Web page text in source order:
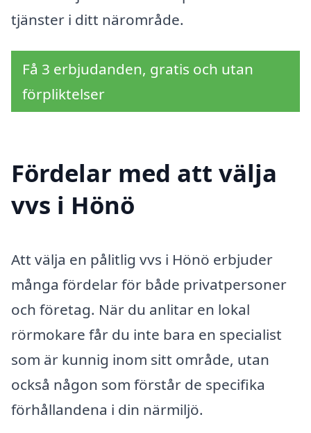
tjänster i ditt närområde.
Få 3 erbjudanden, gratis och utan
förpliktelser
Fördelar med att välja
vvs i Hönö
Att välja en pålitlig vvs i Hönö erbjuder
många fördelar för både privatpersoner
och företag. När du anlitar en lokal
rörmokare får du inte bara en specialist
som är kunnig inom sitt område, utan
också någon som förstår de specifika
förhållandena i din närmiljö.